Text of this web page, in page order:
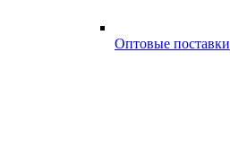
Оптовые поставки